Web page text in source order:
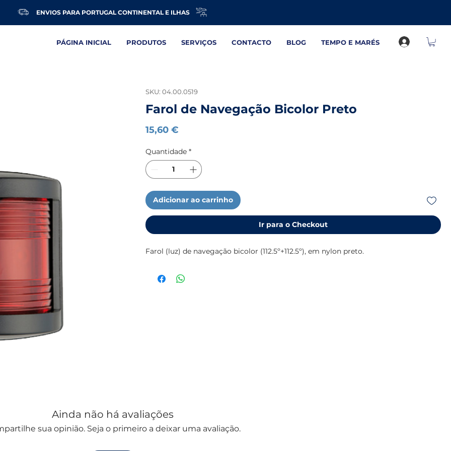
ENVIOS PARA PORTUGAL CONTINENTAL E ILHAS
PÁGINA INICIAL PRODUTOS SERVIÇOS CONTACTO BLOG TEMPO E MARÉS
SKU: 04.00.0519
Farol de Navegação Bicolor Preto
15,60 €
Quantidade *
Adicionar ao carrinho
Ir para o Checkout
Farol (luz) de navegação bicolor (112.5º+112.5º), em nylon preto.
Ainda não há avaliações
sua opinião. Seja o primeiro a deixar uma avaliação.